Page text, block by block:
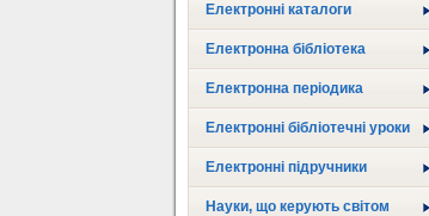
Електронні каталоги
Електронна бібліотека
Електронна періодика
Електронні бібліотечні уроки
Електронні підручники
Науки, що керують світом